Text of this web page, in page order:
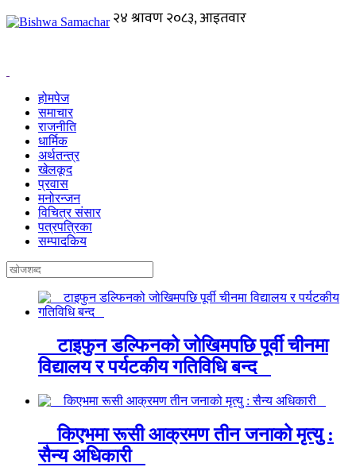
होमपेज
समाचार
राजनीति
धार्मिक
अर्थतन्त्र
खेलकूद
प्रवास
मनोरन्जन
विचित्र संसार
पत्रपत्रिका
सम्पादकिय
टाइफुन डल्फिनको जोखिमपछि पूर्वी चीनमा
विद्यालय र पर्यटकीय गतिविधि बन्द
किएभमा रूसी आक्रमण तीन जनाको मृत्यु :
सैन्य अधिकारी